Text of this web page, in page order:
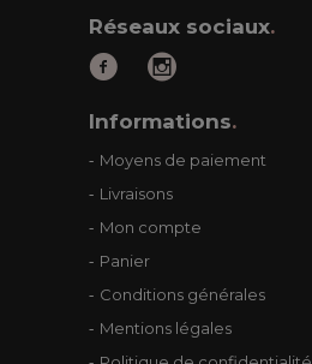
Réseaux sociaux.
Informations.
Moyens de paiement
Livraisons
Mon compte
Panier
Conditions générales
Mentions légales